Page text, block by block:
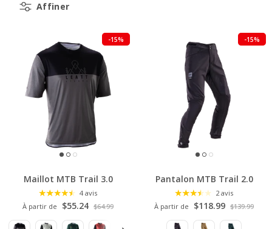
Affiner
-15%
Maillot MTB Trail 3.0
4 avis
À partir de
$55.24 $64.99
-15%
Pantalon MTB Trail 2.0
2 avis
À partir de
$118.99 $139.99